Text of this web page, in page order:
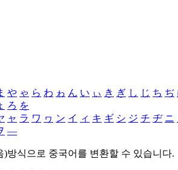
や ゃ ら わ ゎ ん い ぃ き ぎ し じ ち ぢ
ろ を
ャ ラ ワ ヮ ン イ ィ キ ギ シ ジ チ ヂ ニ
―
)방식으로 중국어를 변환할 수 있습니다.